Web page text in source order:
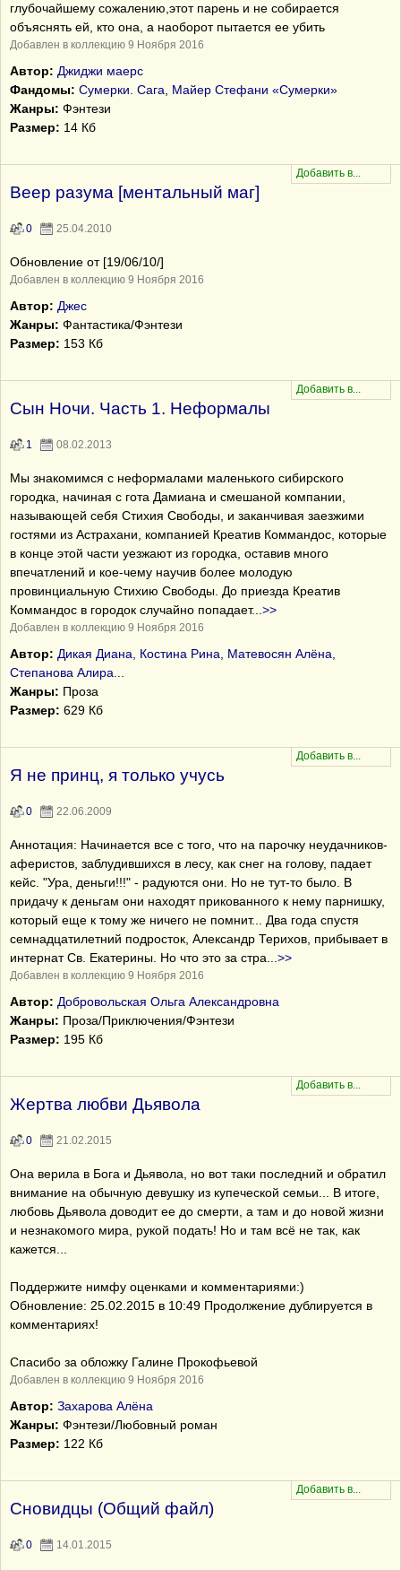
глубочайшему сожалению,этот парень и не собирается
объяснять ей, кто она, а наоборот пытается ее убить
Добавлен в коллекцию 9 Ноября 2016
Автор: Джиджи маерс
Фандомы: Сумерки. Сага
Майер Стефани «Сумерки»
Жанры: Фэнтези
Размер: 14 Кб
Веер разума [ментальный маг]
0 25.04.2010
Обновление от [19/06/10/]
Добавлен в коллекцию 9 Ноября 2016
Автор: Джес
Жанры: Фантастика/Фэнтези
Размер: 153 Кб
Сын Ночи. Часть 1. Неформалы
1 08.02.2013
Мы знакомимся с неформалами маленького сибирского
городка, начиная с гота Дамиана и смешаной компании,
называющей себя Стихия Свободы, и заканчивая заезжими
гостями из Астрахани, компанией Креатив Коммандос, которые
в конце этой части уезжают из городка, оставив много
впечатлений и кое-чему научив более молодую
провинциальную Стихию Свободы. До приезда Креатив
Коммандос в городок случайно попадает... >>
Добавлен в коллекцию 9 Ноября 2016
Автор: Дикая Диана, Костина Рина, Матевосян Алёна,
Степанова Алира...
Жанры: Проза
Размер: 629 Кб
Я не принц, я только учусь
0 22.06.2009
Аннотация: Начинается все с того, что на парочку неудачников-
аферистов, заблудившихся в лесу, как снег на голову, падает
кейс. "Ура, деньги!!!" - радуются они. Но не тут-то было. В
придачу к деньгам они находят прикованного к нему парнишку,
который еще к тому же ничего не помнит... Два года спустя
семнадцатилетний подросток, Александр Терихов, прибывает в
интернат Св. Екатерины. Но что это за стра
>>
Добавлен в коллекцию 9 Ноября 2016
Автор: Добровольская Ольга Александровна
Жанры: Проза/Приключения/Фэнтези
Размер: 195 Кб
Жертва любви Дьявола
0 21.02.2015
Она верила в Бога и Дьявола, но вот таки последний и обратил
внимание на обычную девушку из купеческой семьи... В итоге,
любовь Дьявола доводит ее до смерти, а там и до новой жизни
и незнакомого мира, рукой подать! Но и там всё не так, как
кажется...
Поддержите нимфу оценками и комментариями:)
Обновление: 25.02.2015 в 10:49 Продолжение дублируется в
комментариях!
Спасибо за обложку Галине Прокофьевой
Добавлен в коллекцию 9 Ноября 2016
Автор: Захарова Алёна
Жанры: Фэнтези/Любовный роман
Размер: 122 Кб
Сновидцы (Общий файл)
0 14.01.2015